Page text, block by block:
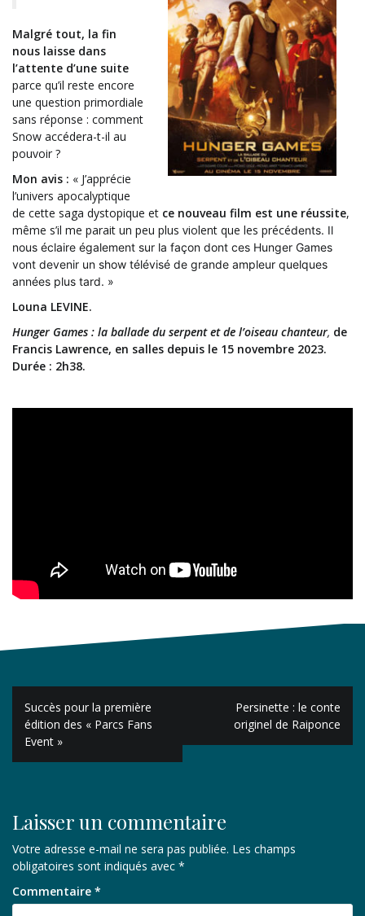
Malgré tout, la fin
nous laisse dans
l’attente d’une suite
parce qu’il reste encore
une question primordiale
sans réponse : comment
Snow accédera-t-il au
pouvoir ?
Mon avis : « J’apprécie
l’univers apocalyptique
de cette saga dystopique et ce nouveau film est une réussite,
même s’il me parait un peu plus violent que les précédents. Il
nous éclaire également sur la façon dont ces Hunger Games
vont devenir un show télévisé de grande ampleur quelques
années plus tard. »
Louna LEVINE.
Hunger Games : la ballade du serpent et de l’oiseau chanteur, de
Francis Lawrence, en salles depuis le 15 novembre 2023.
Durée : 2h38.
Navigation
de
l’article
Succès pour la première
édition des « Parcs Fans
Event »
Persinette : le conte
originel de Raiponce
Laisser un commentaire
Votre adresse e-mail ne sera pas publiée. Les champs
obligatoires sont indiqués avec *
Commentaire *